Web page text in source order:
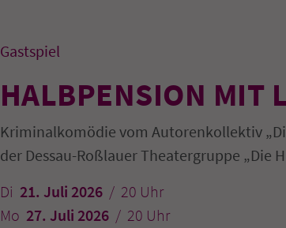
Gastspiel
HALBPENSION MIT
Kriminalkomödie vom Autorenkollektiv
der Dessau-Roßlauer Theatergruppe „Die
Di 21. Juli 2026 / 20 Uhr
Mo 27. Juli 2026 / 20 Uhr